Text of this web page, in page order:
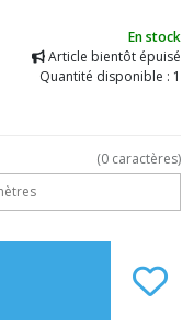
En stock
Article bientôt épuisé
Quantité disponible : 1
(0 caractères)